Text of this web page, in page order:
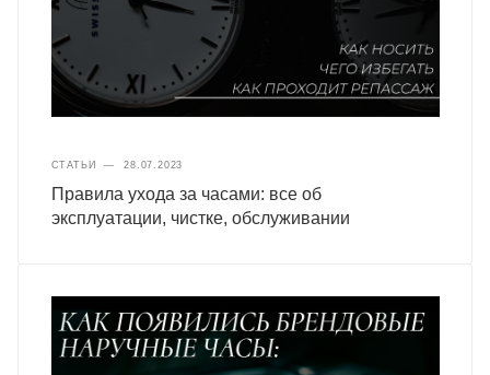
СТАТЬИ — 28.07.2023
Правила ухода за часами: все об
эксплуатации, чистке, обслуживании